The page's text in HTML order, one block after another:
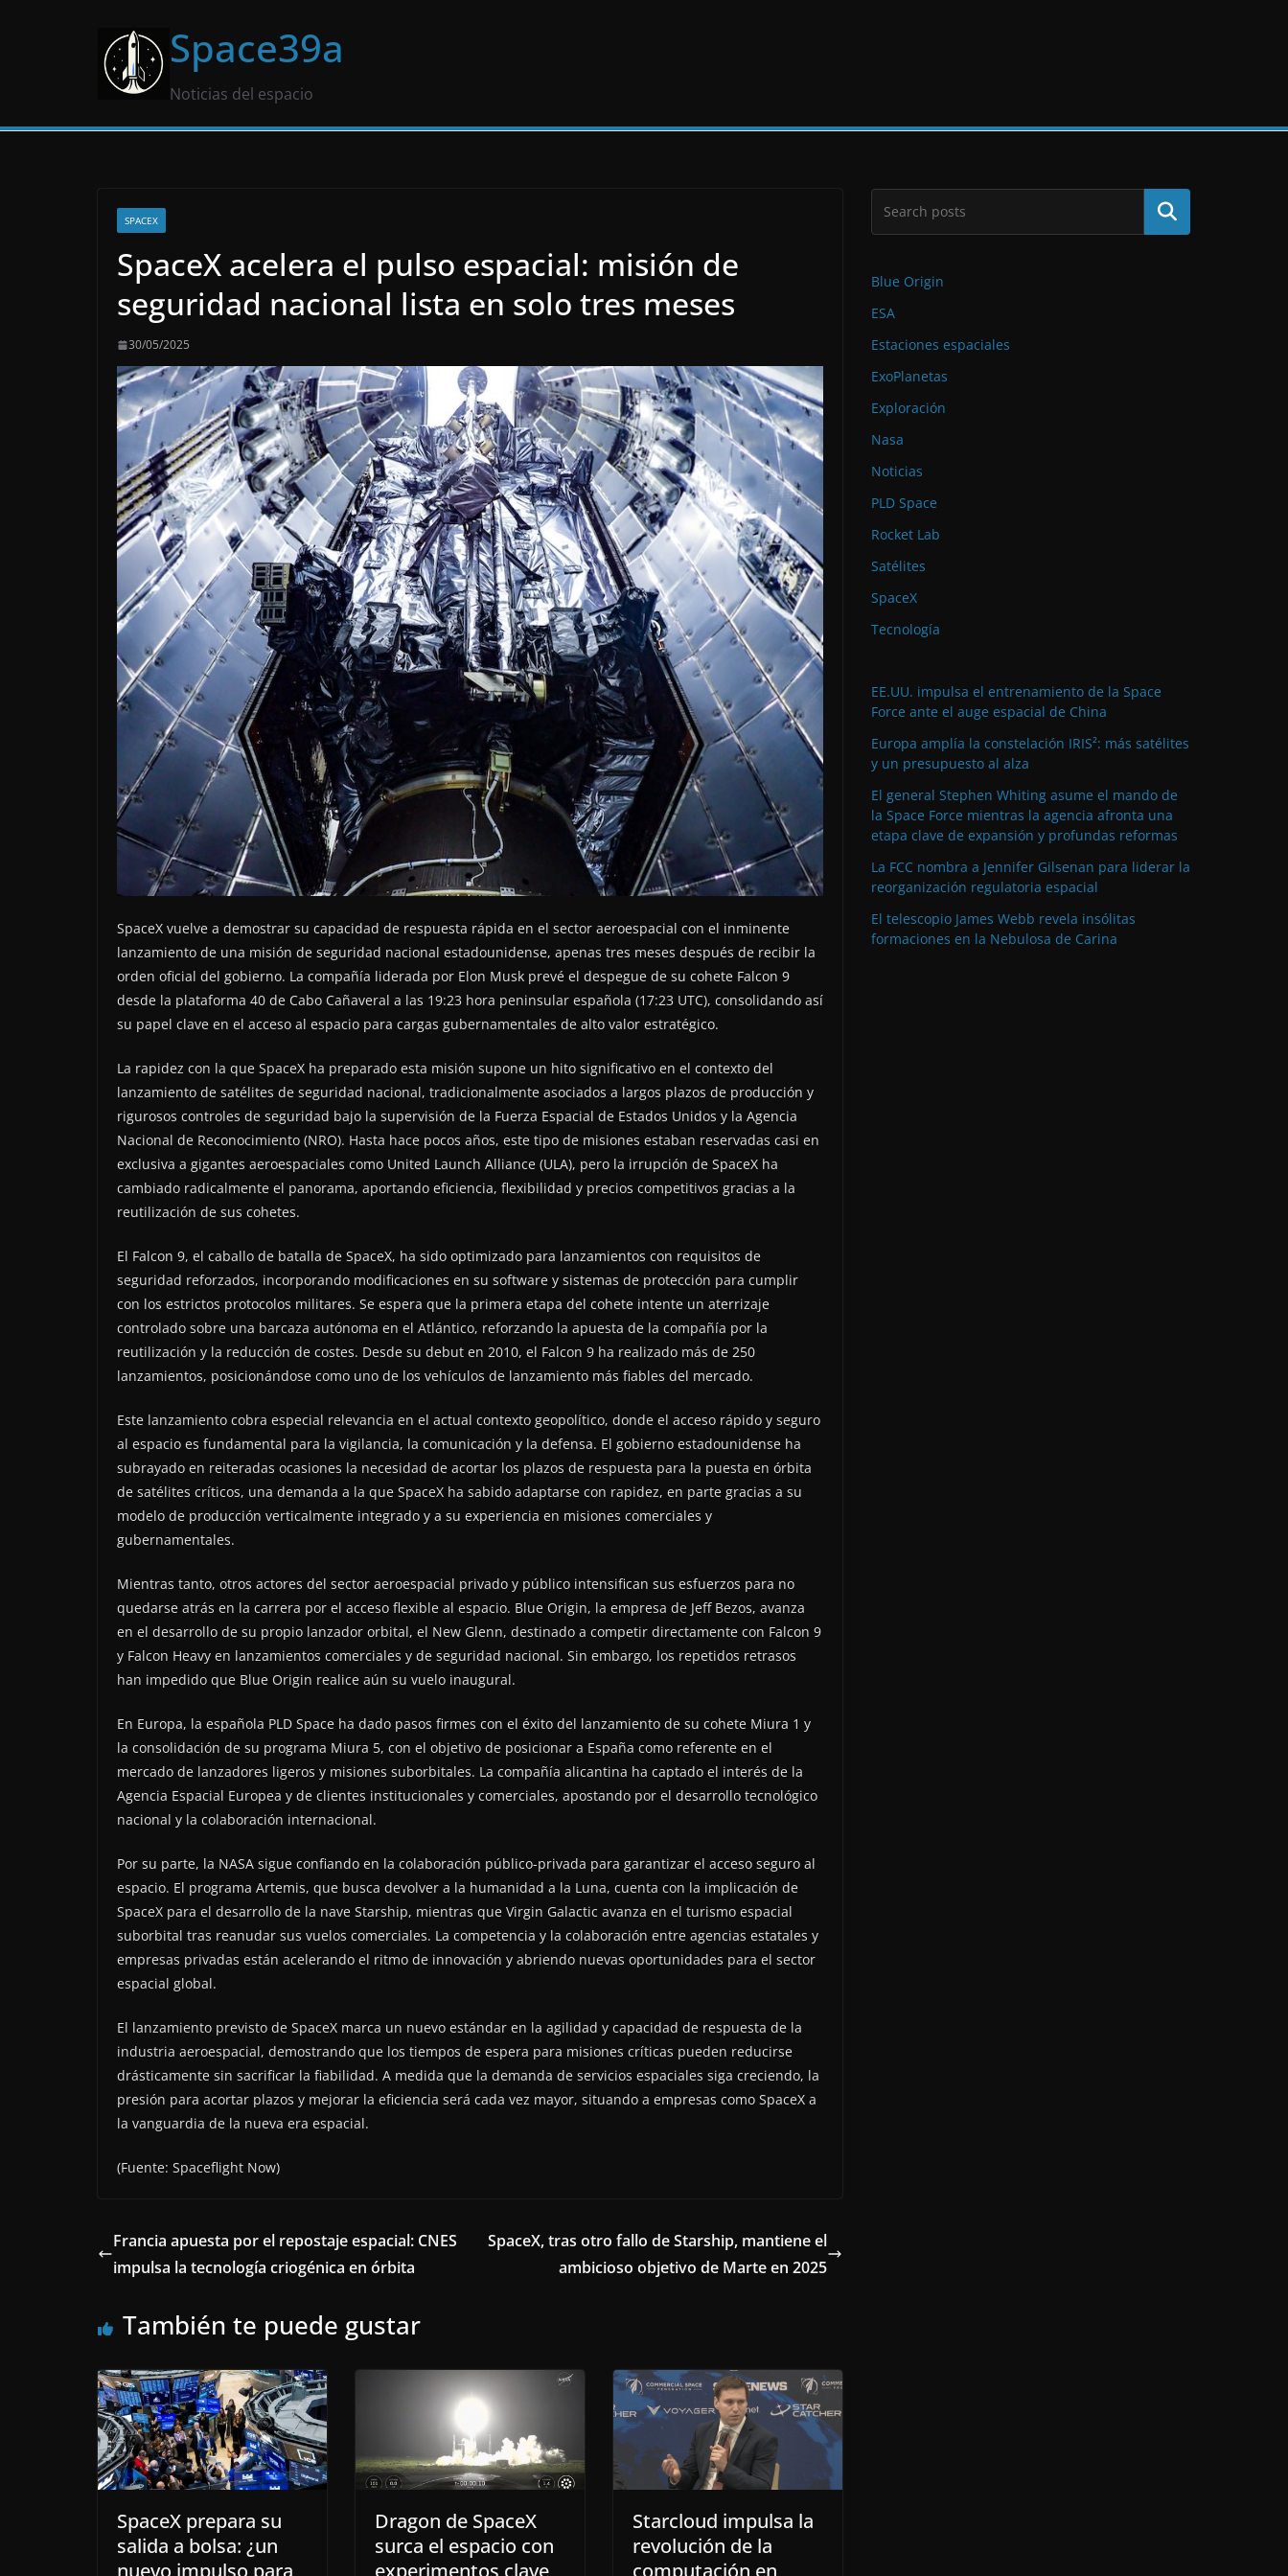
Space39a
Noticias del espacio
SPACEX
SpaceX acelera el pulso espacial: misión de
seguridad nacional lista en solo tres meses
30/05/2025
SpaceX vuelve a demostrar su capacidad de respuesta rápida en el sector aeroespacial con el inminente
lanzamiento de una misión de seguridad nacional estadounidense, apenas tres meses después de recibir la
orden oficial del gobierno. La compañía liderada por Elon Musk prevé el despegue de su cohete Falcon 9
desde la plataforma 40 de Cabo Cañaveral a las 19:23 hora peninsular española (17:23 UTC), consolidando así
su papel clave en el acceso al espacio para cargas gubernamentales de alto valor estratégico.
La rapidez con la que SpaceX ha preparado esta misión supone un hito significativo en el contexto del
lanzamiento de satélites de seguridad nacional, tradicionalmente asociados a largos plazos de producción y
rigurosos controles de seguridad bajo la supervisión de la Fuerza Espacial de Estados Unidos y la Agencia
Nacional de Reconocimiento (NRO). Hasta hace pocos años, este tipo de misiones estaban reservadas casi en
exclusiva a gigantes aeroespaciales como United Launch Alliance (ULA), pero la irrupción de SpaceX ha
cambiado radicalmente el panorama, aportando eficiencia, flexibilidad y precios competitivos gracias a la
reutilización de sus cohetes.
El Falcon 9, el caballo de batalla de SpaceX, ha sido optimizado para lanzamientos con requisitos de
seguridad reforzados, incorporando modificaciones en su software y sistemas de protección para cumplir
con los estrictos protocolos militares. Se espera que la primera etapa del cohete intente un aterrizaje
controlado sobre una barcaza autónoma en el Atlántico, reforzando la apuesta de la compañía por la
reutilización y la reducción de costes. Desde su debut en 2010, el Falcon 9 ha realizado más de 250
lanzamientos, posicionándose como uno de los vehículos de lanzamiento más fiables del mercado.
Este lanzamiento cobra especial relevancia en el actual contexto geopolítico, donde el acceso rápido y seguro
al espacio es fundamental para la vigilancia, la comunicación y la defensa. El gobierno estadounidense ha
subrayado en reiteradas ocasiones la necesidad de acortar los plazos de respuesta para la puesta en órbita
de satélites críticos, una demanda a la que SpaceX ha sabido adaptarse con rapidez, en parte gracias a su
modelo de producción verticalmente integrado y a su experiencia en misiones comerciales y
gubernamentales.
Mientras tanto, otros actores del sector aeroespacial privado y público intensifican sus esfuerzos para no
quedarse atrás en la carrera por el acceso flexible al espacio. Blue Origin, la empresa de Jeff Bezos, avanza
en el desarrollo de su propio lanzador orbital, el New Glenn, destinado a competir directamente con Falcon 9
y Falcon Heavy en lanzamientos comerciales y de seguridad nacional. Sin embargo, los repetidos retrasos
han impedido que Blue Origin realice aún su vuelo inaugural.
En Europa, la española PLD Space ha dado pasos firmes con el éxito del lanzamiento de su cohete Miura 1 y
la consolidación de su programa Miura 5, con el objetivo de posicionar a España como referente en el
mercado de lanzadores ligeros y misiones suborbitales. La compañía alicantina ha captado el interés de la
Agencia Espacial Europea y de clientes institucionales y comerciales, apostando por el desarrollo tecnológico
nacional y la colaboración internacional.
Por su parte, la NASA sigue confiando en la colaboración público-privada para garantizar el acceso seguro al
espacio. El programa Artemis, que busca devolver a la humanidad a la Luna, cuenta con la implicación de
SpaceX para el desarrollo de la nave Starship, mientras que Virgin Galactic avanza en el turismo espacial
suborbital tras reanudar sus vuelos comerciales. La competencia y la colaboración entre agencias estatales y
empresas privadas están acelerando el ritmo de innovación y abriendo nuevas oportunidades para el sector
espacial global.
El lanzamiento previsto de SpaceX marca un nuevo estándar en la agilidad y capacidad de respuesta de la
industria aeroespacial, demostrando que los tiempos de espera para misiones críticas pueden reducirse
drásticamente sin sacrificar la fiabilidad. A medida que la demanda de servicios espaciales siga creciendo, la
presión para acortar plazos y mejorar la eficiencia será cada vez mayor, situando a empresas como SpaceX a
la vanguardia de la nueva era espacial.
(Fuente: Spaceflight Now)
Francia apuesta por el repostaje espacial: CNES
impulsa la tecnología criogénica en órbita
SpaceX, tras otro fallo de Starship, mantiene el
ambicioso objetivo de Marte en 2025
También te puede gustar
SpaceX prepara su
salida a bolsa: ¿un
Dragon de SpaceX
surca el espacio con
Starcloud impulsa la
revolución de la
Buscar
Blue Origin
ESA
Estaciones espaciales
ExoPlanetas
Exploración
Nasa
Noticias
PLD Space
Rocket Lab
Satélites
SpaceX
Tecnología
EE.UU. impulsa el entrenamiento de la Space
Force ante el auge espacial de China
Europa amplía la constelación IRIS²: más satélites
y un presupuesto al alza
El general Stephen Whiting asume el mando de
la Space Force mientras la agencia afronta una
etapa clave de expansión y profundas reformas
La FCC nombra a Jennifer Gilsenan para liderar la
reorganización regulatoria espacial
El telescopio James Webb revela insólitas
formaciones en la Nebulosa de Carina